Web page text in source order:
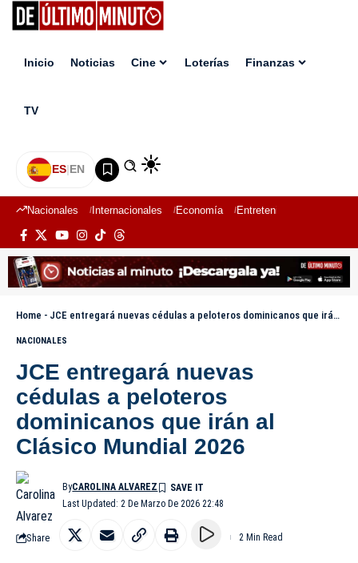
Inicio Noticias Cine Loterías Finanzas
TV
ES|EN
Nacionales Internacionales Economía Entretenimiento
Home - JCE entregará nuevas cédulas a peloteros dominicanos que irán al Clásico Mundial 2026
NACIONALES
JCE entregará nuevas
cédulas a peloteros
dominicanos que irán al
Clásico Mundial 2026
Last Updated: 2 De Marzo De 2026 22:48
ByCAROLINA ALVAREZ
Share 2 Min Read